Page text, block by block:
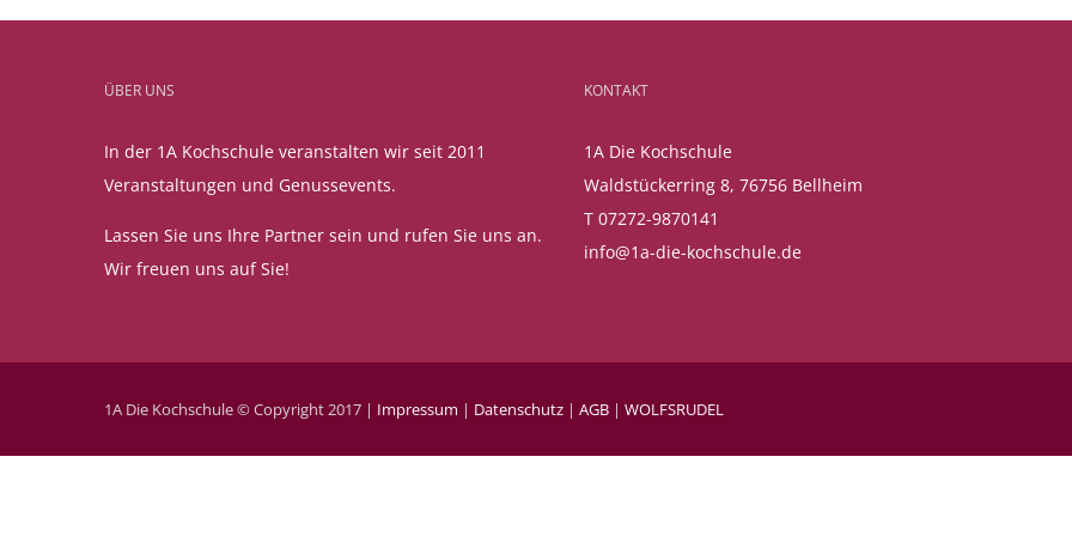
ÜBER UNS
In der 1A Kochschule veranstalten wir seit 2011
Veranstaltungen und Genussevents.
Lassen Sie uns Ihre Partner sein und rufen Sie uns an.
Wir freuen uns auf Sie!
KONTAKT
1A Die Kochschule
Waldstückerring 8, 76756 Bellheim
T 07272-9870141
info@1a-die-kochschule.de
1A Die Kochschule © Copyright 2017 | Impressum | Datenschutz | AGB | WOLFSRUDEL